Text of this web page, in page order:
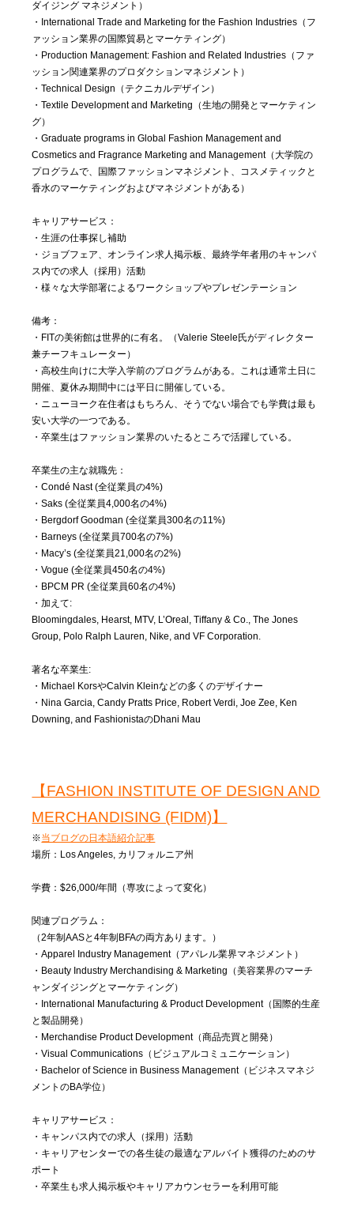
ダイジング マネジメント）
・International Trade and Marketing for the Fashion Industries（フ
ァッション業界の国際貿易とマーケティング）
・Production Management: Fashion and Related Industries（ファ
ッション関連業界のプロダクションマネジメント）
・Technical Design（テクニカルデザイン）
・Textile Development and Marketing（生地の開発とマーケティン
グ）
・Graduate programs in Global Fashion Management and
Cosmetics and Fragrance Marketing and Management（大学院の
プログラムで、国際ファッションマネジメント、コスメティックと
香水のマーケティングおよびマネジメントがある）
キャリアサービス：
・生涯の仕事探し補助
・ジョブフェア、オンライン求人掲示板、最終学年者用のキャンパ
ス内での求人（採用）活動
・様々な大学部署によるワークショップやプレゼンテーション
備考：
・FITの美術館は世界的に有名。（Valerie Steele氏がディレクター
兼チーフキュレーター）
・高校生向けに大学入学前のプログラムがある。これは通常土日に
開催、夏休み期間中には平日に開催している。
・ニューヨーク在住者はもちろん、そうでない場合でも学費は最も
安い大学の一つである。
・卒業生はファッション業界のいたるところで活躍している。
卒業生の主な就職先：
・Condé Nast (全従業員の4%)
・Saks (全従業員4,000名の4%)
・Bergdorf Goodman (全従業員300名の11%)
・Barneys (全従業員700名の7%)
・Macy’s (全従業員21,000名の2%)
・Vogue (全従業員450名の4%)
・BPCM PR (全従業員60名の4%)
・加えて:
Bloomingdales, Hearst, MTV, L’Oreal, Tiffany & Co., The Jones
Group, Polo Ralph Lauren, Nike, and VF Corporation.
著名な卒業生:
・Michael KorsやCalvin Kleinなどの多くのデザイナー
・Nina Garcia, Candy Pratts Price, Robert Verdi, Joe Zee, Ken
Downing, and FashionistaのDhani Mau
【FASHION INSTITUTE OF DESIGN AND
MERCHANDISING (FIDM)】
※当ブログの日本語紹介記事
場所：Los Angeles, カリフォルニア州
学費：$26,000/年間（専攻によって変化）
関連プログラム：
（2年制AASと4年制BFAの両方あります。）
・Apparel Industry Management（アパレル業界マネジメント）
・Beauty Industry Merchandising & Marketing（美容業界のマーチ
ャンダイジングとマーケティング）
・International Manufacturing & Product Development（国際的生産
と製品開発）
・Merchandise Product Development（商品売買と開発）
・Visual Communications（ビジュアルコミュニケーション）
・Bachelor of Science in Business Management（ビジネスマネジ
メントのBA学位）
キャリアサービス：
・キャンパス内での求人（採用）活動
・キャリアセンターでの各生徒の最適なアルバイト獲得のためのサ
ポート
・卒業生も求人掲示板やキャリアカウンセラーを利用可能